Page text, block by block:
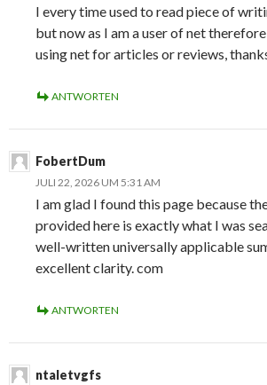
I every time used to read piece of
but now as I am a user of net
using net for articles or reviews,
ANTWORTEN
FobertDum
JULI 22, 2026 UM 5:31 AM
I am glad I found this page because
provided here is exactly what I was
well-written universally applicable
excellent clarity. com
ANTWORTEN
ntaletvgfs